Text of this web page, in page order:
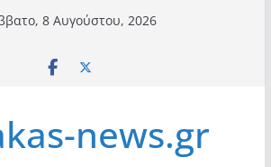
8 Αυγούστου, 2026
news.gr